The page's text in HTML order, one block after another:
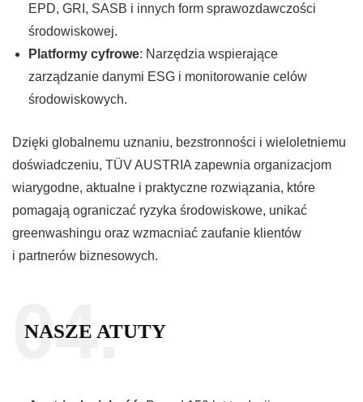
EPD, GRI, SASB i innych form sprawozdawczości
środowiskowej.
Platformy cyfrowe: Narzędzia wspierające
zarządzanie danymi ESG i monitorowanie celów
środowiskowych.
Dzięki globalnemu uznaniu, bezstronności i wieloletniemu
doświadczeniu, TÜV AUSTRIA zapewnia organizacjom
wiarygodne, aktualne i praktyczne rozwiązania, które
pomagają ograniczać ryzyka środowiskowe, unikać
greenwashingu oraz wzmacniać zaufanie klientów
i partnerów biznesowych.
04.
NASZE ATUTY